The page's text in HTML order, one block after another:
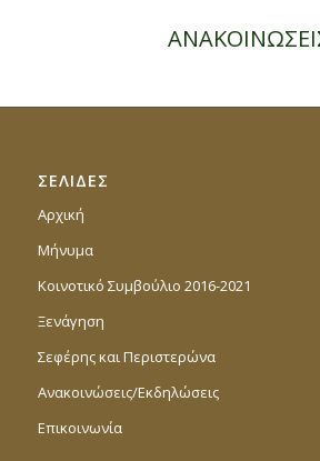
ΣΕΛΙΔΕΣ
Αρχική
Μήνυμα
Κοινοτικό Συμβούλιο 2016-2021
Ξενάγηση
Σεφέρης και Περιστερώνα
Ανακοινώσεις/Εκδηλώσεις
Επικοινωνία